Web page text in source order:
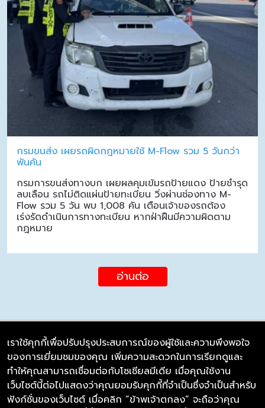
กรมขนส่ง เผยรถผิดกฎหมายใช้ M-Flow รวม 5 วันกว่า
พันคัน
กรมการขนส่งทางบก เผยผลคุมเข้มรถป้ายแดง ป้ายชำรุด
ลบเลือน รถไม่ติดแผ่นป้ายทะเบียน วิ่งผ่านช่องทาง M-
Flow รวม 5 วัน พบ 1,008 คัน เตือนเจ้าของรถต้อง
เร่งรัดดำเนินการทางทะเบียน หากฝ่าฝืนมีความผิดตาม
กฎหมาย
อ่านต่อ
บริษัท ซิมลิงค์ จำกัด
98/226 Bangrakyai-Baanmai Road,
Bangyai, Nonthaburi 11140
เราใช้คุกกี้เพื่อปรับปรุงประสบการณ์ของผู้ใช้และความพึงพอใจ
ของการเยี่ยมชมของคุณ เพิ่มความสะดวกในการเรียกดูและ
ทำให้คุณสามารถเชื่อมต่อกับโซเชียลมีเดีย เมื่อคุณใช้งาน
เว็บไซต์นี้ต่อไปแสดงว่าคุณยอมรับคุกกี้ที่จำเป็นซึ่งจำเป็นสำหรับ
ฟังก์ชั่นของเว็บไซต์ เมื่อคลิก “ข้าพเจ้าตกลง” จะถือว่าคุณ